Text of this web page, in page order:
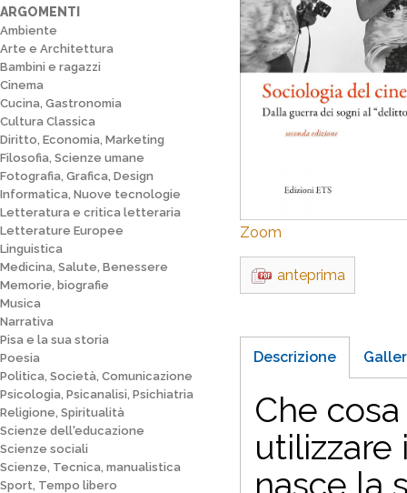
ARGOMENTI
Ambiente
Arte e Architettura
Bambini e ragazzi
Cinema
Cucina, Gastronomia
Cultura Classica
Diritto, Economia, Marketing
Filosofia, Scienze umane
Fotografia, Grafica, Design
Informatica, Nuove tecnologie
Letteratura e critica letteraria
Letterature Europee
Linguistica
Medicina, Salute, Benessere
Memorie, biografie
Musica
Narrativa
Pisa e la sua storia
Poesia
Politica, Società, Comunicazione
Psicologia, Psicanalisi, Psichiatria
Religione, Spiritualità
Scienze dell'educazione
Scienze sociali
Scienze, Tecnica, manualistica
Sport, Tempo libero
Zoom
anteprima
Descrizione
Che
utilizzare
nasce la